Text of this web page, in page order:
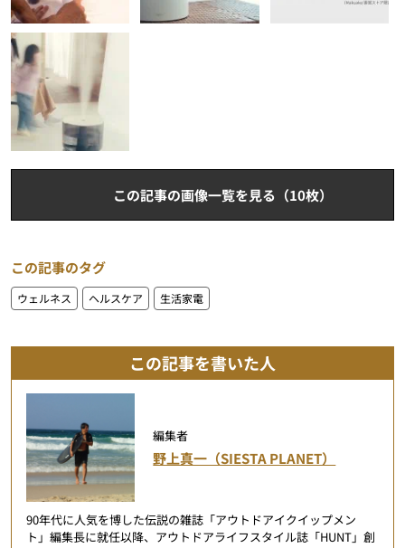
この記事の画像一覧を見る（10枚）
この記事のタグ
ウェルネス ヘルスケア 生活家電
この記事を書いた人
編集者
野上真一（SIESTA PLANET）
90年代に人気を博した伝説の雑誌「アウトドアイクイップメン
ト」編集長に就任以降、アウトドアライフスタイル誌「HUNT」創